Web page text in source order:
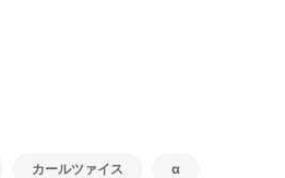
カールツァイス α